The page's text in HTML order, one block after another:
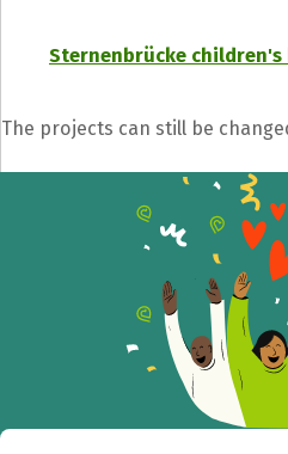
Sternenbrücke children's
The projects can still be
Share
Help to collect
Facebook